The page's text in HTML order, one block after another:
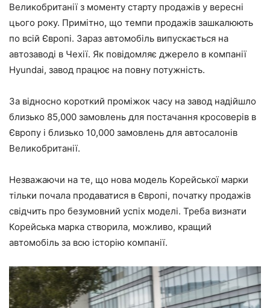
Великобританії з моменту старту продажів у вересні
цього року. Примітно, що темпи продажів зашкалюють
по всій Європі. Зараз автомобіль випускається на
автозаводі в Чехії. Як повідомляє джерело в компанії
Hyundai, завод працює на повну потужність.
За відносно короткий проміжок часу на завод надійшло
близько 85,000 замовлень для постачання кросоверів в
Європу і близько 10,000 замовлень для автосалонів
Великобританії.
Незважаючи на те, що нова модель Корейської марки
тільки почала продаватися в Європі, початку продажів
свідчить про безумовний успіх моделі. Треба визнати
Корейська марка створила, можливо, кращий
автомобіль за всю історію компанії.